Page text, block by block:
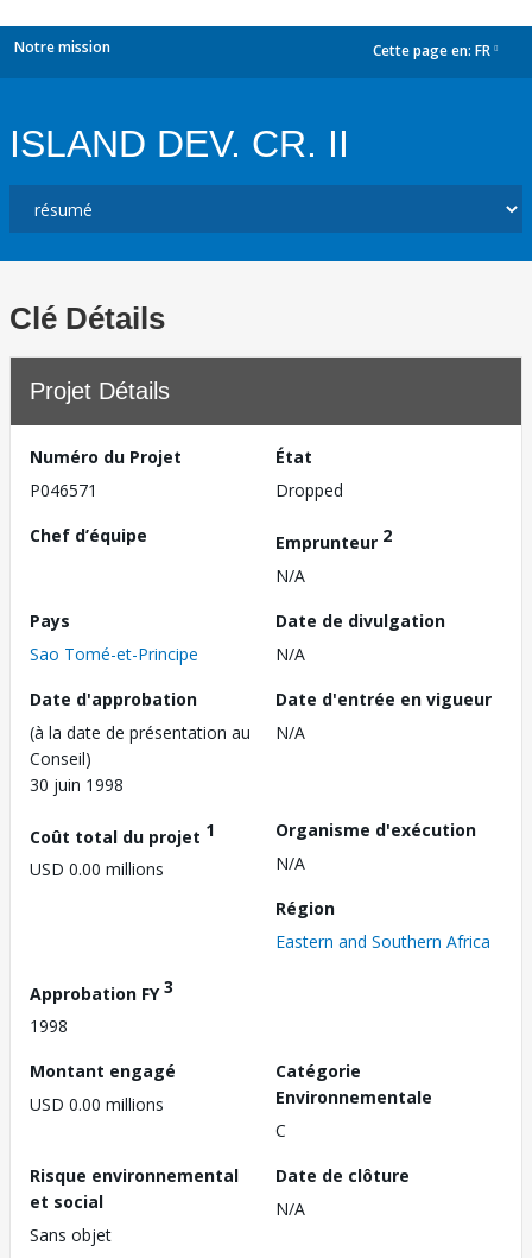
Notre mission Cette page en: FR
ISLAND DEV. CR. II
Clé Détails
Projet Détails
Numéro du Projet
P046571
État
Dropped
Chef d’équipe
Emprunteur 2
N/A
Pays
Sao Tomé-et-Principe
Date de divulgation
N/A
Date d'approbation
(à la date de présentation au
Conseil)
30 juin 1998
Date d'entrée en vigueur
N/A
Coût total du projet 1
USD 0.00 millions
Organisme d'exécution
N/A
Région
Eastern and Southern Africa
Approbation FY3
1998
Montant engagé
USD 0.00 millions
Catégorie
Environnementale
C
Risque environnemental
et social
Sans objet
Date de clôture
N/A